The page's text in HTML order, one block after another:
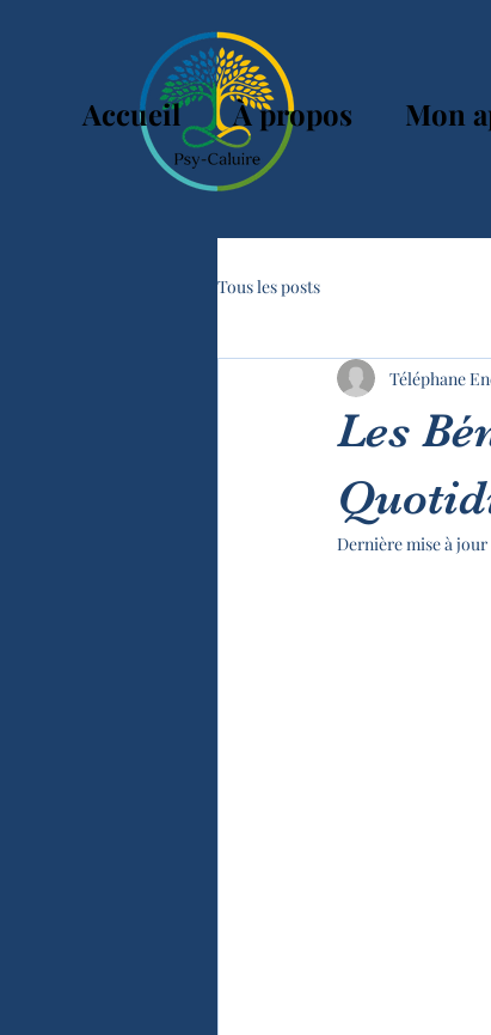
Accueil À propos Mon
Tous les posts
Les
Téléphane
Dernière mise à jour